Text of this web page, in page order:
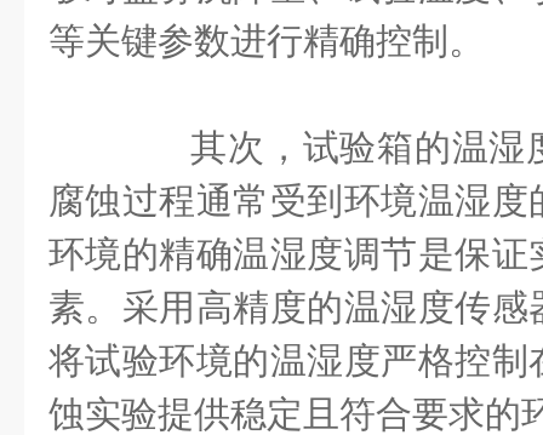
等关键参数进行精确控制。
其次，试验箱的温湿
腐蚀过程通常受到环境温湿
环境的精确温湿度调节是保
素。采用高精度的温湿度传
将试验环境的温湿度严格控
蚀实验提供稳定且符合要求的